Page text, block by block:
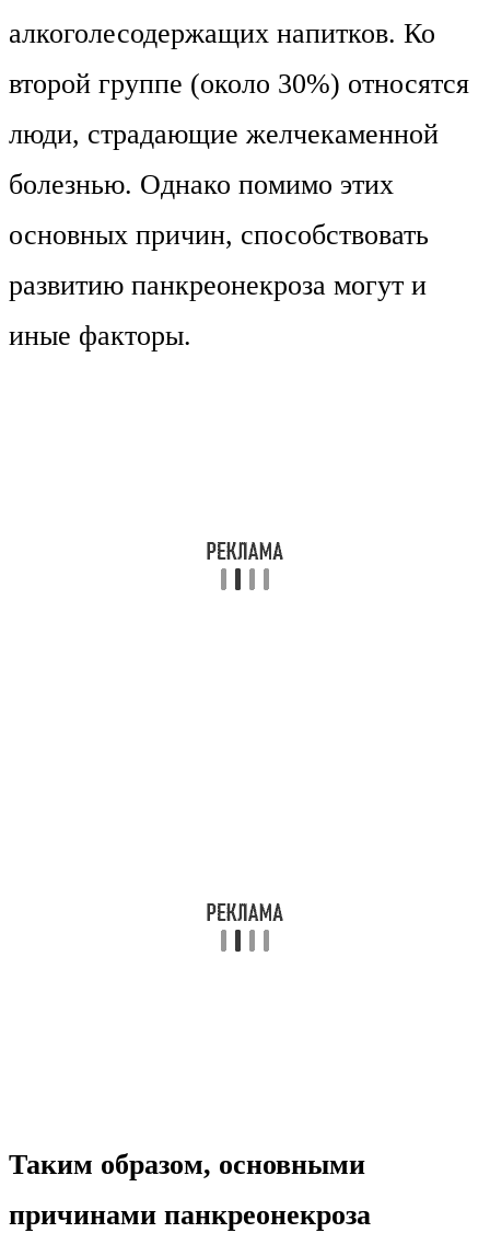
алкоголесодержащих напитков. Ко
второй группе (около 30%) относятся
люди, страдающие желчекаменной
болезнью. Однако помимо этих
основных причин, способствовать
развитию панкреонекроза могут и
иные факторы.
Таким образом, основными
причинами панкреонекроза